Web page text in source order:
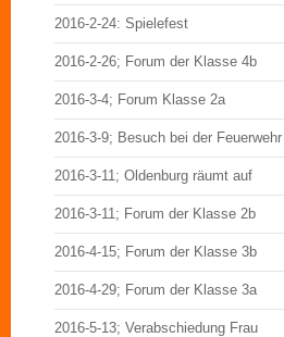
2016-2-24: Spielefest
2016-2-26; Forum der Klasse 4b
2016-3-4; Forum Klasse 2a
2016-3-9; Besuch bei der Feuerwehr
2016-3-11; Oldenburg räumt auf
2016-3-11; Forum der Klasse 2b
2016-4-15; Forum der Klasse 3b
2016-4-29; Forum der Klasse 3a
2016-5-13; Verabschiedung Frau